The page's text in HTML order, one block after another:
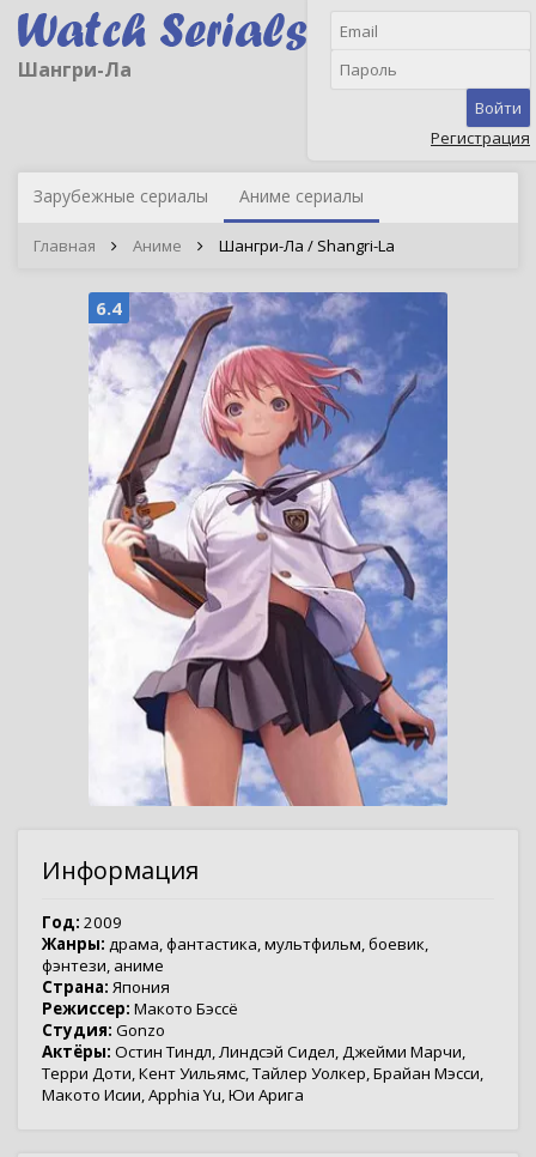
Шангри-Ла
Войти
Регистрация
Зарубежные сериалы Аниме сериалы
Главная Аниме Шангри-Ла / Shangri-La
6.4
Информация
Год: 2009
Жанры: драма,фантастика,мультфильм,боевик,
фэнтези, аниме
Страна: Япония
Режиссер: Макото Бэссё
Студия: Gonzo
Актёры: Остин Тиндл,Линдсэй Сидел,Джейми Марчи,
Терри Доти,Кент Уильямс,Тайлер Уолкер,Брайан Мэсси,
Макото Исии,Apphia Yu,Юи Арига